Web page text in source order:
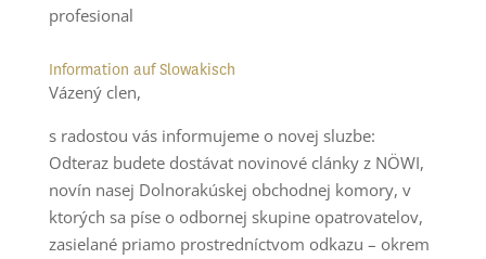
profesional
Information auf Slowakisch
Vázený clen,
s radostou vás informujeme o novej sluzbe:
Odteraz budete dostávat novinové clánky z NÖWI,
novín nasej Dolnorakúskej obchodnej komory, v
ktorých sa píse o odbornej skupine opatrovatelov,
zasielané priamo prostredníctvom odkazu – okrem